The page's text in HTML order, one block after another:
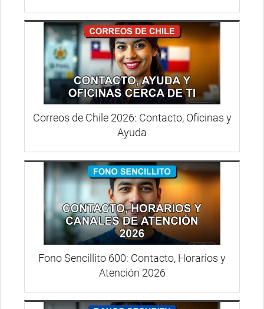
Correos de Chile 2026: Contacto, Oficinas y
Ayuda
Fono Sencillito 600: Contacto, Horarios y
Atención 2026